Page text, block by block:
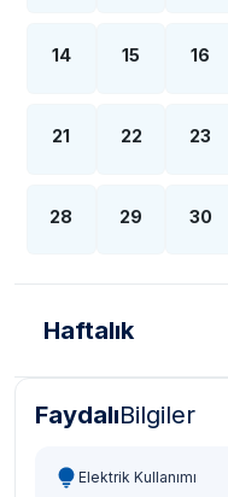
14 15 16
21 22 23
28 29 30
Haftalık
Türk Lirası - TL
FaydalıBilgiler
Elektrik Kullanımı